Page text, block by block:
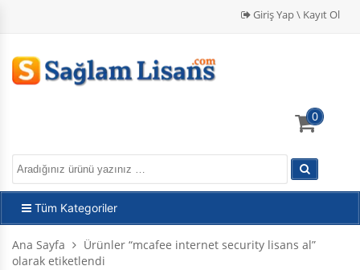
Giriş Yap \ Kayıt Ol
0
Tüm Kategoriler
Ana Sayfa
Ürünler “mcafee internet security lisans al”
olarak etiketlendi